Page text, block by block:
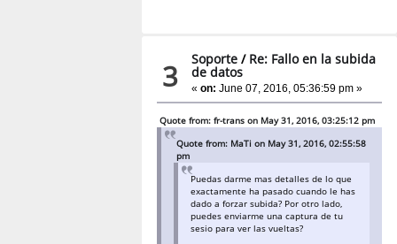
3 Soporte / Re: Fallo en la subida
de datos
«on: June 07, 2016, 05:36:59 pm »
Quote from: fr-trans on May 31, 2016, 03:25:12 pm
Quote from: MaTi on May 31, 2016, 02:55:58
pm
Puedas darme mas detalles de lo que
exactamente ha pasado cuando le has
dado a forzar subida? Por otro lado,
puedes enviarme una captura de tu
sesio para ver las vueltas?